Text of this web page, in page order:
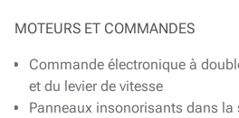
MOTEURS ET COMMANDES
Commande électronique à
et du levier de vitesse
Panneaux insonorisants dans la